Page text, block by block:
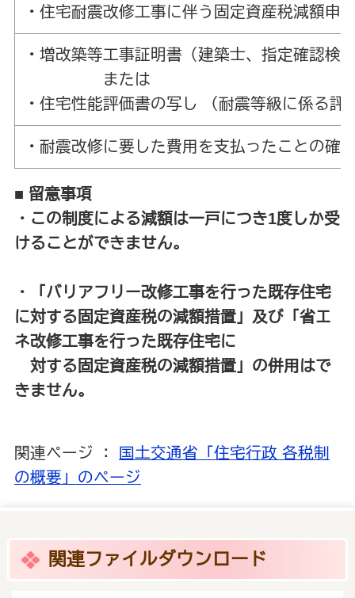
・住宅耐震改修工事に伴う固定資産税減
・増改築等工事証明書（建築士、指定
または
・住宅性能評価書の写し （耐震等級に係る
・耐震改修に要した費用を支払ったことの確
■ 留意事項
・この制度による減額は一戸につき1度しか受
けることができません。
・「バリアフリー改修工事を行った既存住宅
に対する固定資産税の減額措置」及び「省エ
ネ改修工事を行った既存住宅に
対する固定資産税の減額措置」の併用はで
きません。
関連ページ ： 国土交通省「住宅行政 各税制
の概要」のページ
関連ファイルダウンロード